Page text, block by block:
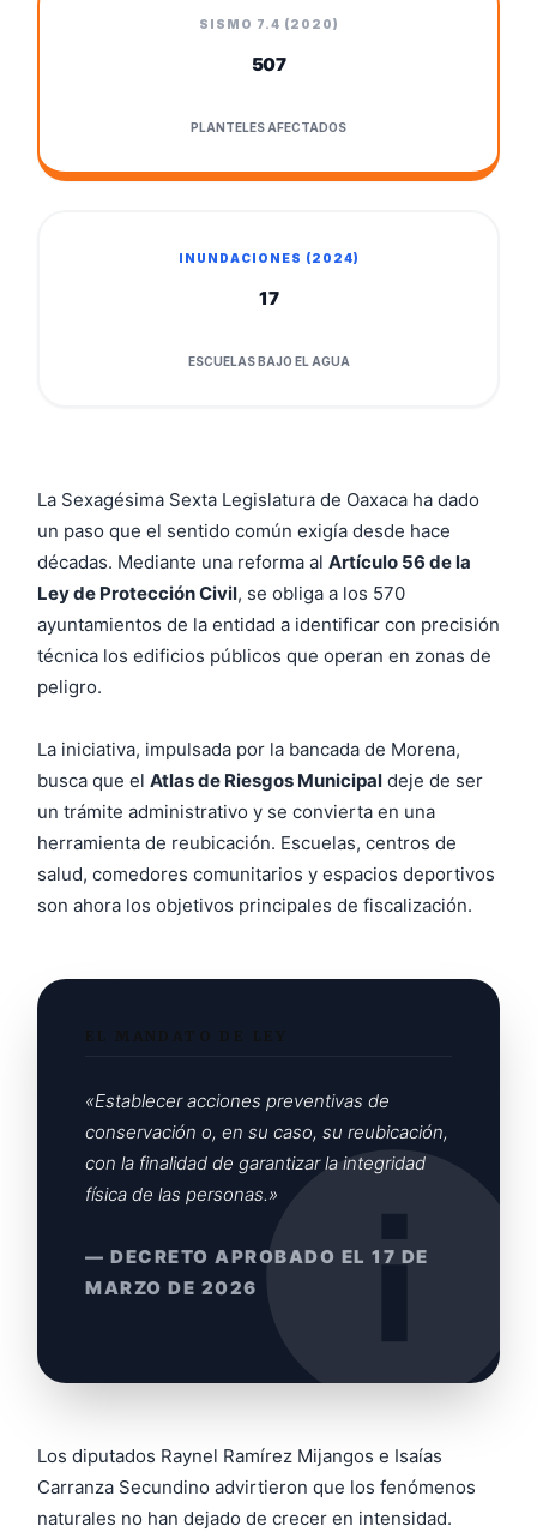
SISMO 7.4 (2020)
507
PLANTELES AFECTADOS
INUNDACIONES (2024)
17
ESCUELAS BAJO EL AGUA
La Sexagésima Sexta Legislatura de Oaxaca ha dado
un paso que el sentido común exigía desde hace
décadas. Mediante una reforma al Artículo 56 de la
Ley de Protección Civil, se obliga a los 570
ayuntamientos de la entidad a identificar con precisión
técnica los edificios públicos que operan en zonas de
peligro.
La iniciativa, impulsada por la bancada de Morena,
busca que el Atlas de Riesgos Municipal deje de ser
un trámite administrativo y se convierta en una
herramienta de reubicación. Escuelas, centros de
salud, comedores comunitarios y espacios deportivos
son ahora los objetivos principales de fiscalización.
«Establecer acciones preventivas de
conservación o, en su caso, su reubicación,
con la finalidad de garantizar la integridad
física de las personas.»
— DECRETO APROBADO EL 17 DE
MARZO DE 2026
Los diputados Raynel Ramírez Mijangos e Isaías
Carranza Secundino advirtieron que los fenómenos
naturales no han dejado de crecer en intensidad.